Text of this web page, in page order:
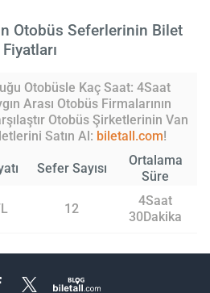
Otobüs Seferlerinin Bilet
Fiyatları
Otobüsle Kaç Saat: 4Saat
Arası Otobüs Firmalarının
Otobüs Şirketlerinin Van
Satın Al: biletall.com!
Sefer Sayısı
Ortalama
Süre
12
4Saat
30Dakika